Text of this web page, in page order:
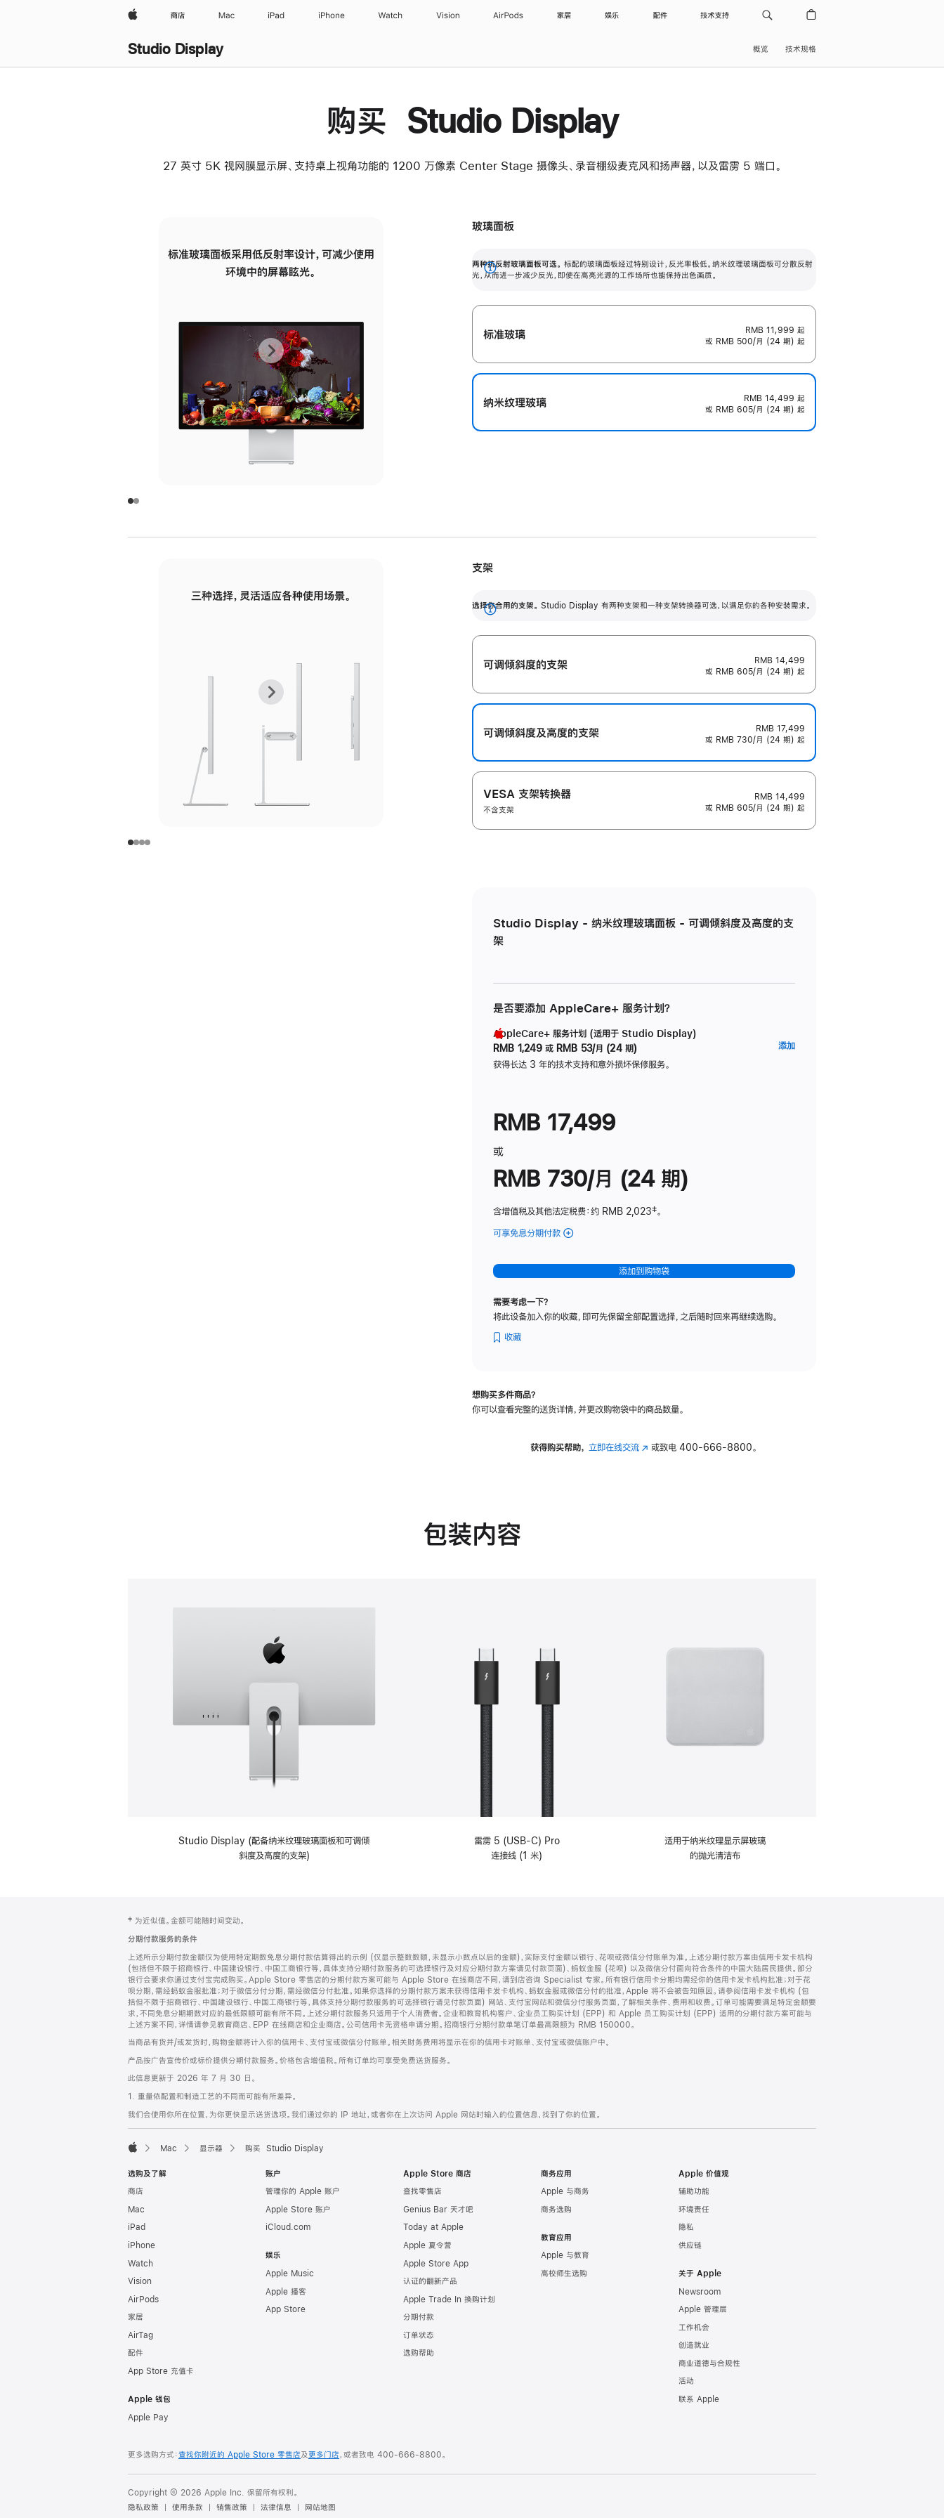
Apple 商店 Mac iPad iPhone Watch Vision AirPods 家居 娱乐 配件 技术支持
Studio Display 概览 技术规格
购买 Studio Display
27 英寸 5K 视网膜显示屏、支持桌上视角功能的 1200 万像素 Center Stage 摄像头、录音棚级麦克风和扬声器，以及雷雳 5 端口。
标准玻璃面板采用低反射率设计，可减少使用
环境中的屏幕眩光。
有高亮光源的场所使用，也能保持出色画质。
上
一
张
图
面
下
一
张
图
面
玻璃面板
两种抗反射玻璃面板可选。 标配的玻璃面板经过特别设计，反光率极低。纳米纹理玻璃面板可分散反射
光，从而进一步减少反光，即使在高亮光源的工作场所也能保持出色画质。
展
标准玻璃 RMB 11,999 起
或 RMB 500/月 (24 期) 起
纳米纹理玻璃 RMB 14,499 起
或 RMB 605/月 (24 期) 起
三种选择，灵活适应各种使用场景。
调节范围。
毫米的高度调节范围。
上
张
下
张
支架
选择你合用的支架。 Studio Display 有两种支架和一种支架转换器可选，以满足你的各种安装需求。
展
开
可调倾斜度的支架
RMB 14,499
或 RMB 605/月 (24 期) 起
可调倾斜度及高‍度的支‍架
RMB 17,499
或 RMB 730/月 (24 期) 起
VESA 支架转换器
不含支架
RMB 14,499
或 RMB 605/月 (24 期) 起
Studio Display - 纳米纹理玻璃面板 - 可调倾斜度及高度的支
架
是否要添加 AppleCare+ 服务计划？
AppleCare+ 服务计划 (适用于 Studio Display)
RMB 1,249 或 RMB 53/月 (24 期)
获得长达 3 年的技术支持和意外损坏保修服务。
添加
RMB 17,499
或
RMB 730/月 (24 期)
含增值税及其他法定税费：约 RMB 2,023脚
‡。
可享免息分期付款 (Studio
-
纳
理
可
斜
添加到购物袋
需要考虑一下？
将此设备加入你的收藏，即可先保留全部配置选择，之后随时回来再继续选购。
收藏
想购买多件商品？
你可以查看完整的送货详情，并更改购物袋中的商品数量。
获得购买帮助， 立即在线交流(在 或致电400-666-8800。
包装内容
Studio Display (配备纳米纹理玻璃面板和可调倾
斜度及高度的支架)
雷雳 5 (USB-C) Pro
连接线 (1 米)
适用于纳米纹理显示屏玻璃
的抛光清洁布
页
脚
注
‡ 为近似值。金额可能随时间变动。
分期付款服务的条件
上述所示分期付款金额仅为使用特定期数免息分期付款估算得出的示例 (仅显示整数数额，未显示小数点以后的金额)，实际支付金额以银行、花呗或微信分付账单为准。上述分期付款方案由信用卡发卡机构
(包括但不限于招商银行、中国建设银行、中国工商银行等，具体支持分期付款服务的可选择银行及对应分期付款方案请见付款页面)、蚂蚁金服 (花呗) 以及微信分付面向符合条件的中国大陆居民提供。部分
银行会要求你通过支付宝完成购买。Apple Store 零售店的分期付款方案可能与 Apple Store 在线商店不同，请到店咨询 Specialist 专家。所有银行信用卡分期均需经你的信用卡发卡机构批准；对于花
呗分期，需经蚂蚁金服批准；对于微信分付分期，需经微信分付批准。如果你选择的分期付款方案未获得信用卡发卡机构、蚂蚁金服或微信分付的批准，Apple 将不会被告知原因。请参阅信用卡发卡机构 (包
括但不限于招商银行、中国建设银行、中国工商银行等，具体支持分期付款服务的可选择银行请见付款页面) 网站、支付宝网站和微信分付服务页面，了解相关条件、费用和收费。订单可能需要满足特定金额要
求，不同免息分期期数对应的最低限额可能有所不同。上述分期付款服务只适用于个人消费者。企业和教育机构客户、企业员工购买计划 (EPP) 和 Apple 员工购买计划 (EPP) 适用的分期付款方案可能与
上述方案不同，详情请参见教育商店、EPP 在线商店和企业商店。公司信用卡无资格申请分期。招商银行分期付款单笔订单最高限额为 RMB 150000。
当商品有货并/或发货时，购物金额将计入你的信用卡、支付宝或微信分付账单。相关财务费用将显示在你的信用卡对账单、支付宝或微信账户中。
产品按广告宣传价或标价提供分期付款服务。价格包含增值税。所有订单均可享受免费送货服务。
此信息更新于 2026 年 7 月 30 日。
1. 重量依配置和制造工艺的不同而可能有所差异。
我们会使用你所在位置，为你更快显示送货选项。我们通过你的 IP 地址，或者你在上次访问 Apple 网站时输入的位置信息，找到了你的位置。
Mac 显示器 购买 Studio Display
选购及了解
商店
Mac
iPad
iPhone
Watch
Vision
AirPods
家居
AirTag
配件
App Store 充值卡
Apple 钱包
Apple Pay
账户
管理你的 Apple 账户
Apple Store 账户
iCloud.com
娱乐
Apple Music
Apple 播客
App Store
Apple Store 商店
查找零售店
Genius Bar 天才吧
Today at Apple
Apple 夏令营
Apple Store App
认证的翻新产品
Apple Trade In 换购计划
分期付款
订单状态
选购帮助
商务应用
Apple 与商务
商务选购
教育应用
Apple 与教育
高校师生选购
Apple 价值观
辅助功能
环境责任
隐私
供应链
关于 Apple
Newsroom
Apple 管理层
工作机会
创造就业
商业道德与合规性
活动
联系 Apple
更多选购方式：查找你附近的 Apple Store 零售店及更多门店，或者致电 400-666-8800。
Copyright © 2026 Apple Inc. 保留所有权利。
隐私政策
使用条款 销售政策 法律信息 网站地图